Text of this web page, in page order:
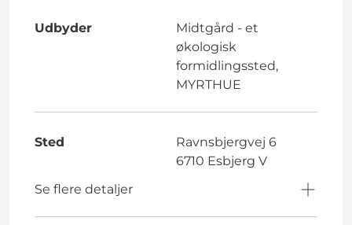
Udbyder
Midtgård - et
økologisk
formidlingssted,
MYRTHUE
Sted
Ravnsbjergvej 6
6710 Esbjerg V
Se flere detaljer